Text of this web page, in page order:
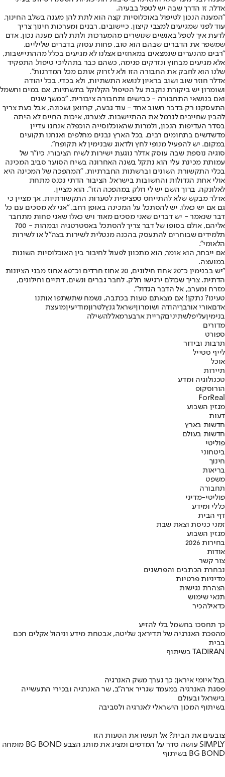
אדלר, זו הדרך שבה יש לטפל בבעיה.
"המענה הנכון לטיפול באוכלוסיות קצה הוא לתת להן מענה בשלב החינוך,
עוד לפני שמגיעים למצבי קיצון. כיישובים, רבנים ומערכות חינוך צריך
לדעת איך לטפל באנשים שנושרים מהמערכות ולתת להם מענה נכון. אדם
שמשפר את הדברים שבהם הוא טוב, פחות עסוק בדברים שליליים.
"רבים מהנערים שנמצאים במאחזים אצלנו לא מגיעים בכלל מההתיישבות,
אלא מגיעים מבחוץ ונזרקים פנימה, כשהם כבר בתהליכי טיפול. התפקיד
שלנו הוא לחבק את החבורה הזו ולא לזרוק אותם מכל המדרגות".
אדלר חוזר שוב ושוב בראיון לנושא התשתיות, ולא בכדי. בכל יהודה
ושומרון יש ביקורת נוקבת על הטיפול הקלוקל בתשתיות, אם במים וחשמל
ואם בנושאי התחבורה - כבישים ותחבורה ציבורית. "במשך שנים
התעסקנו רק בדבר חשוב אחד - עוד גבעה, קרוואן ושכונה, אבל כעת צריך
להבין שחייבים לנרמל את ההתיישבות. לצערנו, איכות החיים לא היתה
בסדר העדיפות הנכון, ולמרות שהאוכלוסייה הוכפלה אנחנו עדיין
מדשדשים בתחומים רבים. בכל הארץ נבנים מחלפים ואנחנו תקועים
במקום. יש להפעיל מנופי לחץ ולדאוג שבנימין לא תקופח".
סוגיה נוספת שבה עוסק אדלר נוגעת ישירות לשיח הציבורי. כיו"ר של
עמותת מכינת עלי הוא נתקל בשנה האחרונה בשיח הסוער סביב המכינה
בכלי התקשורת השונים וברשתות החברתיות. "המהפכה של המכינה היא
אולי אחת הגדולות והחשובות בישראל. הציבור הדתי נכנס מתחת
לאלונקה. ברוך השם יש לי חלק במהפכה הזו", הוא מציין.
אדלר מבקש שלא להתייחס ספציפית לסערות התקשורתיות, אך מציין כי
גם אם יש כאלו, יש להסתכל על המכינה באופן רחב. "אני לא מסכים עם כל
דבר שנאמר - יש דברים שאני מסכים מאוד ויש כאלו שאני פחות מתחבר
אליהם, אולם בסופו של דבר צריך להסתכל באסטרטגיה ובמהות - 700
תלמידים שבוחרים להתעסק בהכנה מנטלית לשירות בצה"ל או לשירות
הלאומי".
אם ייבחר, הוא אומר, הוא מתכוון לפעול לחיבור בין האוכלוסיות השונות
במועצה.
"יש בבנימין כ־20 אחוז חילונים, 20 אחוז חרדים וכ־60 אחוז מבני הציונות
הדתית. צריך שכולם ירגישו חלק. לחבר גברים ונשים, דתיים וחילונים,
מזרח ומערב, אל הדבר הגדול".
טעינו? נתקן! אם מצאתם טעות בכתבה, נשמח שתשתפו אותנו
אדםאורי אורבךיהודה ושומרוןישראל גנץלטרוןמודיעיןמועצת
בנימיןעליפלשתיניםקריית ארבערמאללהשילה
מדורים
ספורט
תרבות ובידור
לייף סטייל
אוכל
תיירות
טכנולוגיה ומדע
הורוסקופ
ForReal
מגזין השבוע
דעות
חדשות בארץ
חדשות בעולם
פוליטי
ביטחוני
חינוך
בריאות
משפט
תחבורה
פוליטי-מדיני
כללי ומידע
דף הבית
זמני כניסת וצאת שבת
מגזין השבוע
בחירות 2026
אודות
צור קשר
נבחרת הכתבים והפרשנים
מדיניות פרטיות
הצהרת נגישות
תנאי שימוש
כדאילהכיר
כך תחסכו בחשמל בלי להזיע
מהפכת האנרגיה של תדיראן: שליטה, אבטחת מידע וניהול אקלים חכם
בבית
בשיתוף TADIRAN
בצל איומי איראן: כך נערך משק האנרגיה
פסגת האנרגיה במעמד שגריר ארה"ב, שר האנרגיה ובכירי התעשייה
בישראל ובעולם
בשיתוף המכון הישראלי לאנרגיה ולסביבה
צובעים את הבית? אל תעשו את הטעות הזו
מומחה BG BOND עושה סדר על המדפים ומציג את מותג הצבע SIMPLY
בשיתוף BG BOND